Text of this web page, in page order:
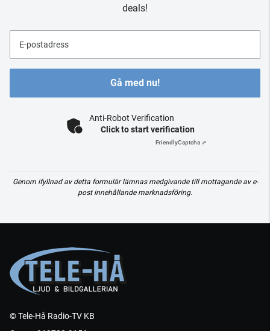
deals!
E-postadress
Gå med nu!
Anti-Robot Verification
Click to start verification
FriendlyCaptcha ⇗
Genom ifyllnad av detta formulär lämnas medgivande till mottagande av e-
post innehållande marknadsföring.
© Tele-Hå Radio-TV KB